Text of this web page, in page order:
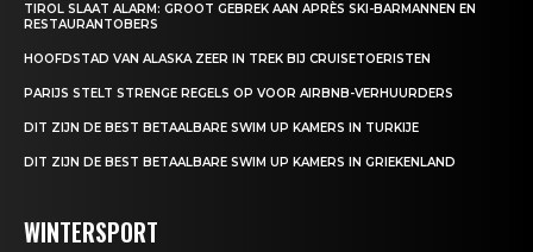
TIROL SLAAT ALARM: GROOT GEBREK AAN APRÈS SKI-BARMANNEN EN
RESTAURANTOBERS
HOOFDSTAD VAN ALASKA ZEER IN TREK BIJ CRUISETOERISTEN
PARIJS STELT STRENGE REGELS OP VOOR AIRBNB-VERHUURDERS
DIT ZIJN DE BEST BETAALBARE SWIM UP KAMERS IN TURKIJE
DIT ZIJN DE BEST BETAALBARE SWIM UP KAMERS IN GRIEKENLAND
WINTERSPORT